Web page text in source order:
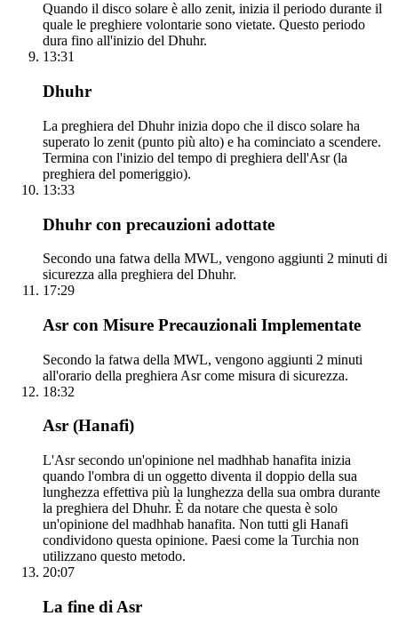
Quando il disco solare è allo zenit, inizia il periodo durante il
quale le preghiere volontarie sono vietate. Questo periodo
dura fino all'inizio del Dhuhr.
13:31
Dhuhr
La preghiera del Dhuhr inizia dopo che il disco solare ha
superato lo zenit (punto più alto) e ha cominciato a scendere.
Termina con l'inizio del tempo di preghiera dell'Asr (la
preghiera del pomeriggio).
13:33
Dhuhr con precauzioni adottate
Secondo una fatwa della MWL, vengono aggiunti 2 minuti di
sicurezza alla preghiera del Dhuhr.
17:29
Asr con Misure Precauzionali Implementate
Secondo la fatwa della MWL, vengono aggiunti 2 minuti
all'orario della preghiera Asr come misura di sicurezza.
18:32
Asr (Hanafi)
L'Asr secondo un'opinione nel madhhab hanafita inizia
quando l'ombra di un oggetto diventa il doppio della sua
lunghezza effettiva più la lunghezza della sua ombra durante
la preghiera del Dhuhr. È da notare che questa è solo
un'opinione del madhhab hanafita. Non tutti gli Hanafi
condividono questa opinione. Paesi come la Turchia non
utilizzano questo metodo.
20:07
La fine di Asr